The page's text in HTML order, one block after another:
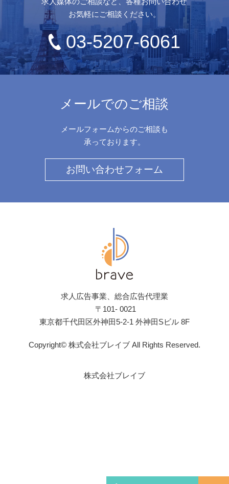
お気軽にご相談ください。
03-5207-6061
メールでのご相談
メールフォームからのご相談も
承っております。
お問い合わせフォーム
求人広告事業、総合広告代理業
〒101- 0021
東京都千代田区外神田5-2-1 外神田Sビル 8F
Copyright© 株式会社ブレイブ All Rights Reserved.
株式会社ブレイブ